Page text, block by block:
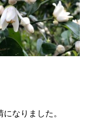
なりました。